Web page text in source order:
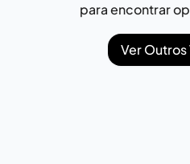
para encontrar
Ver Outros